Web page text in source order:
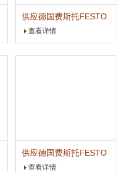
供应德国费斯托FESTO
夹紧气缸
查看详情
供应德国费斯托FESTO
倍力气缸
查看详情